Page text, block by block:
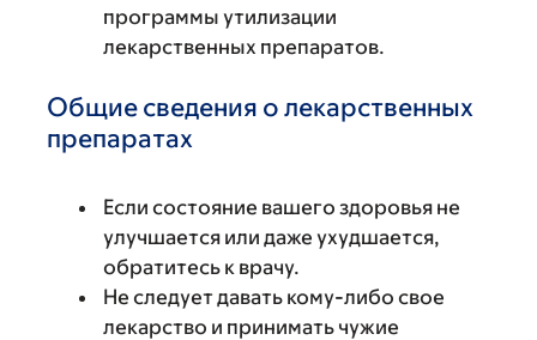
программы утилизации
лекарственных препаратов.
Общие сведения о лекарственных
препаратах
Если состояние вашего здоровья не
улучшается или даже ухудшается,
обратитесь к врачу.
Не следует давать кому-либо свое
лекарство и принимать чужие